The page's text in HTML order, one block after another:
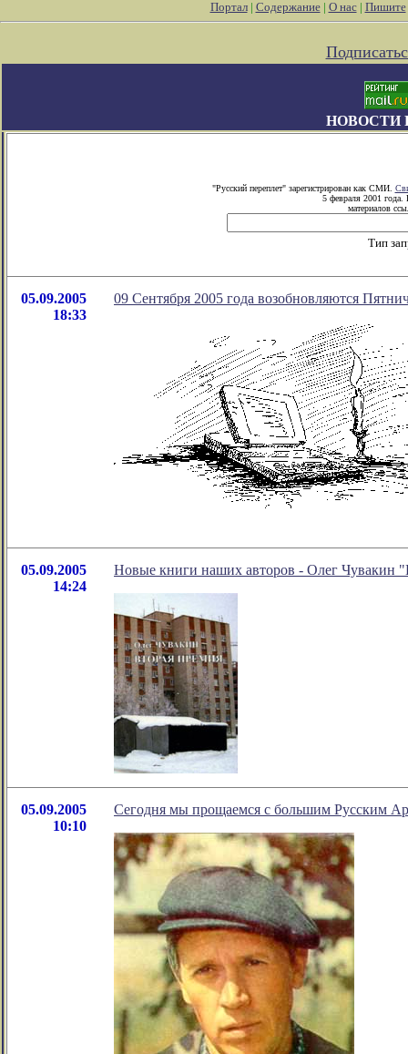
Портал| Содержание| О нас| Пишите
НОВОСТИ
"Русский переплет" зарегистрирован как СМИ.
5 февраля 2001 года.
материалов
Тип
05.09.2005
18:33
09 Сентября 2005 года возобновляются
05.09.2005
14:24
Новые книги наших авторов - Олег Чувакин
05.09.2005
10:10
Сегодня мы прощаемся с большим Русским